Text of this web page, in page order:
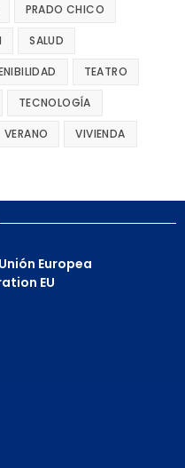
PRADO CHICO
SALUD
TEATRO
TECNOLOGÍA
VERANO VIVIENDA
Europea
EU